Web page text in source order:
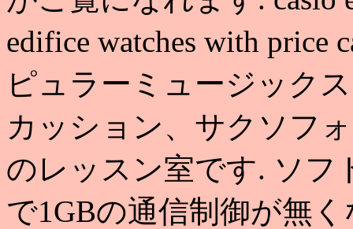
edifice watches with
ピュラーミュージック
カッション、サクソフ
のレッスン室です. ソフ
で1GBの通信制御が無